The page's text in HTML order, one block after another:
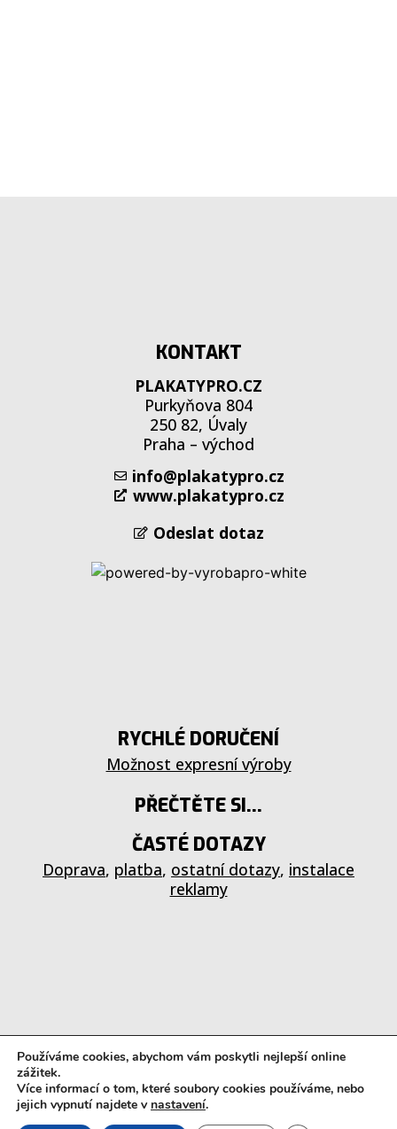
KONTAKT
PLAKATYPRO.CZ
Purkyňova 804
250 82, Úvaly
Praha – východ
info@plakatypro.cz
www.plakatypro.cz
Odeslat dotaz
RYCHLÉ DORUČENÍ
Možnost expresní výroby
PŘEČTĚTE SI...
ČASTÉ DOTAZY
Doprava, platba, ostatní dotazy, instalace
reklamy
© 2023 powered by
Používáme cookies, abychom vám poskytli nejlepší online
zážitek.
Více informací o tom, které soubory cookies používáme, nebo
jejich vypnutí najdete v nastavení.